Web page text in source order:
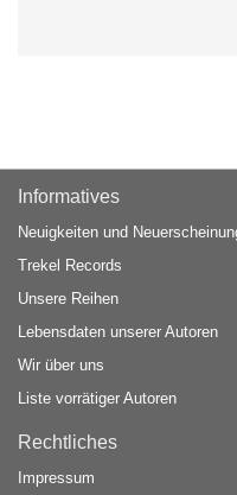
Informatives
Neuigkeiten und
Trekel Records
Unsere Reihen
Lebensdaten unserer Autoren
Wir über uns
Liste vorrätiger Autoren
Rechtliches
Impressum